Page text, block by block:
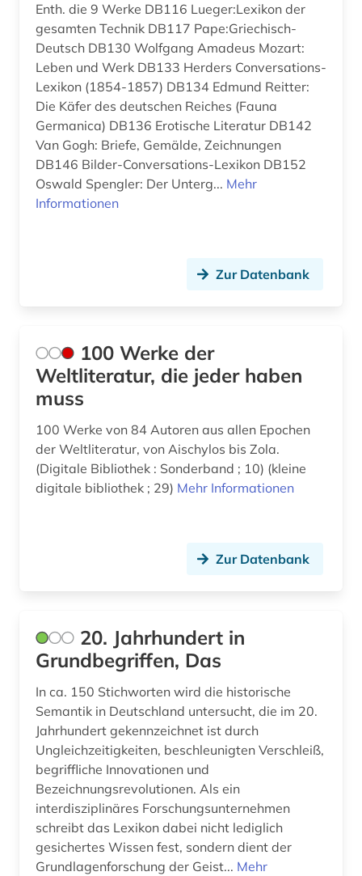
architektur (5)
archiv (2)
archivbestand (1)
archive (1)
archäologie (4)
aristoteles (1)
publizist; herausgeber; literaturkritiker; regisseur;
artikel (1)
asiaten (1)
asiatische studien (1)
asien (5)
aufführung (6)
aufsatz (1)
ausbildung (2)
aussprache (3)
australien (2)
australischer kontinent (1)
Mittelamerika (1)
Niederlande (2)
Niedersachsen (1)
Nordamerika (4)
Norwegen (11)
Oesterreich (8)
Palaestina (3)
Polen (1)
Rumänien (3)
Russland, Sowjetunion (4)
Schweden (20)
Skandinavien (1)
Slowakei (1)
Spanien (2)
Suedamerika (3)
Suedasien (4)
Suedostasien (1)
Suedosteuropa (1)
Enth. die 9 Werke DB116 Lueger:Lexikon der
gesamten Technik DB117 Pape:Griechisch-
Deutsch DB130 Wolfgang Amadeus Mozart:
Leben und Werk DB133 Herders Conversations-
Lexikon (1854-1857) DB134 Edmund Reitter:
Die Käfer des deutschen Reiches (Fauna
Germanica) DB136 Erotische Literatur DB142
Van Gogh: Briefe, Gemälde, Zeichnungen
DB146 Bilder-Conversations-Lexikon DB152
Oswald Spengler: Der Unterg... Mehr
Informationen
Zur Datenbank
100 Werke der
Weltliteratur, die jeder haben
muss
100 Werke von 84 Autoren aus allen Epochen
der Weltliteratur, von Aischylos bis Zola.
(Digitale Bibliothek : Sonderband ; 10) (kleine
digitale bibliothek ; 29) Mehr Informationen
Zur Datenbank
20. Jahrhundert in
Grundbegriffen, Das
In ca. 150 Stichworten wird die historische
Semantik in Deutschland untersucht, die im 20.
Jahrhundert gekennzeichnet ist durch
Ungleichzeitigkeiten, beschleunigten Verschleiß,
begriffliche Innovationen und
Bezeichnungsrevolutionen. Als ein
interdisziplinäres Forschungsunternehmen
schreibt das Lexikon dabei nicht lediglich
gesichertes Wissen fest, sondern dient der
Grundlagenforschung der Geist... Mehr